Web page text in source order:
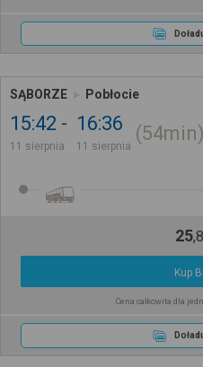
SĄBORZE Pobłocie
15:42
11 sierpnia
16:36
11 sierpnia
54min
25,
Kup
Cena całkowita dla